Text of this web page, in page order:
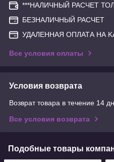
***НАЛИЧНЫЙ РАСЧЕТ
БЕЗНАЛИЧНЫЙ РАСЧЕТ
УДАЛЕННАЯ ОПЛАТА НА
Все условия оплаты
Условия возврата
Возврат товара в течение 14
Все условия возврата
Подобные товары